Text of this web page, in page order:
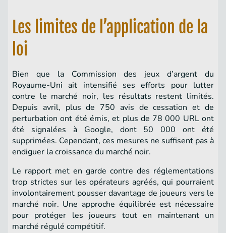
Les limites de l’application de la
loi
Bien que la Commission des jeux d’argent du
Royaume-Uni ait intensifié ses efforts pour lutter
contre le marché noir, les résultats restent limités.
Depuis avril, plus de 750 avis de cessation et de
perturbation ont été émis, et plus de 78 000 URL ont
été signalées à Google, dont 50 000 ont été
supprimées. Cependant, ces mesures ne suffisent pas à
endiguer la croissance du marché noir.
Le rapport met en garde contre des réglementations
trop strictes sur les opérateurs agréés, qui pourraient
involontairement pousser davantage de joueurs vers le
marché noir. Une approche équilibrée est nécessaire
pour protéger les joueurs tout en maintenant un
marché régulé compétitif.